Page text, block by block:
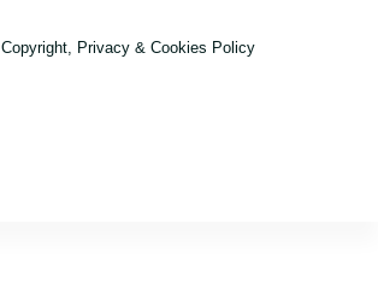
Copyright, Privacy & Cookies Policy